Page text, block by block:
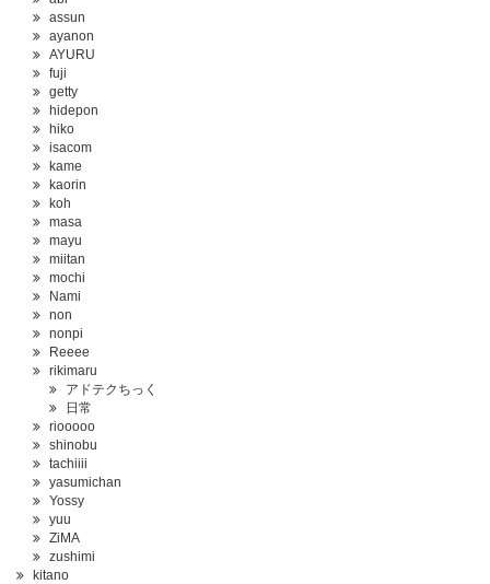
assun
ayanon
AYURU
fuji
getty
hidepon
hiko
isacom
kame
kaorin
koh
masa
mayu
miitan
mochi
Nami
non
nonpi
Reeee
rikimaru
アドテクちっく
日常
riooooo
shinobu
tachiiii
yasumichan
Yossy
yuu
ZiMA
zushimi
kitano